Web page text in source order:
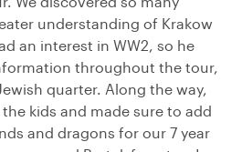
understanding of Krakow
an interest in WW2, so he
throughout the tour,
quarter. Along the way,
kids and made sure to add
and dragons for our 7 year